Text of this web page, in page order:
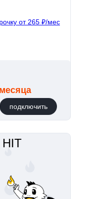
HIT
подключить
от 265 ₽/мес